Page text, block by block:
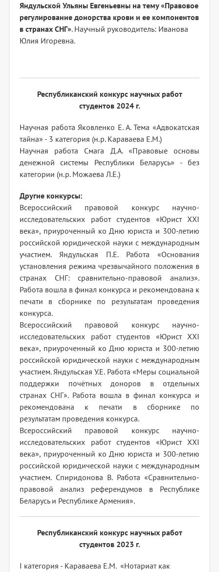
Яндульской Ульяны Евгеньевны на тему «Правовое
регулирование донорства крови и ее компонентов
в странах СНГ». Научный руководитель: Иванова
Юлия Игоревна.
Республиканский конкурс научных работ
студентов 2024 г.
Научная работа Яковленко Е. А. Тема «Адвокатская
тайна» - 3 категория (н.р. Караваева Е.М.)
Научная работа Смага Д.А. «Правовые основы
денежной системы Республики Беларусь» - без
категории (н.р. Можаева Л.Е.)
Другие конкурсы:
Всероссийский правовой конкурс научно-
исследовательских работ студентов «Юрист XXI
века», приуроченный ко Дню юриста и 300-летию
российской юридической науки с международным
участием. Яндульская П.Е. Работа «Основания
установления режима чрезвычайного положения в
странах СНГ: сравнительно-правовой анализ».
Работа вошла в финал конкурса и рекомендована к
печати в сборнике по результатам проведения
конкурса.
Всероссийский правовой конкурс научно-
исследовательских работ студентов «Юрист XXI
века», приуроченный ко Дню юриста и 300-летию
российской юридической науки с международным
участием. Яндульская У.Е. Работа «Меры социальной
поддержки почётных доноров в отдельных
странах СНГ». Работа вошла в финал конкурса и
рекомендована к печати в сборнике по
результатам проведения конкурса.
Всероссийский правовой конкурс научно-
исследовательских работ студентов «Юрист XXI
века», приуроченный ко Дню юриста и 300-летию
российской юридической науки с международным
участием. Спиридонова В. Работа «Сравнительно-
правовой анализ референдумов в Республике
Беларусь и Республике Армения».
Республиканский конкурс научных работ
студентов 2023 г.
I категория - Караваева Е.М. «Нотариат как